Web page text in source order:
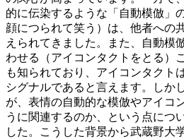
的に伝染するような「自動模倣」
顔につられて笑う）は、他者への
えられてきました。また、自動模
わせる（アイコンタクトをとる）
も知られており、アイコンタクト
シグナルであると言えます。しか
が、表情の自動的な模倣やアイコ
うに関連するのか、という点につ
した。こうした背景から武蔵野大